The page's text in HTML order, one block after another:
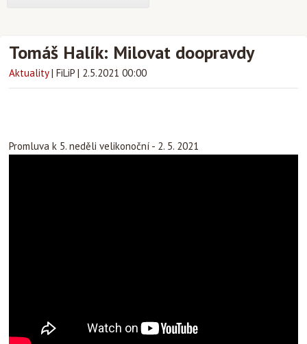
Tomáš Halík: Milovat doopravdy
Aktuality | FiLiP | 2.5.2021 00:00
Promluva k 5. neděli velikonoční - 2. 5. 2021